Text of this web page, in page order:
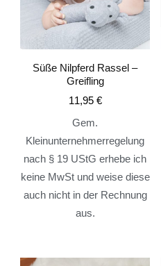
Süße Nilpferd Rassel –
Greifling
11,95 €
Gem.
Kleinunternehmerregelung
nach § 19 UStG erhebe ich
keine MwSt und weise diese
auch nicht in der Rechnung
aus.